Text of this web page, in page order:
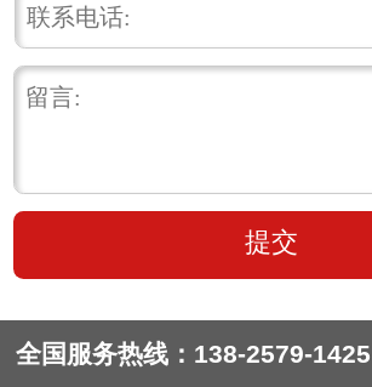
全国服务热线： 138-2579-1425